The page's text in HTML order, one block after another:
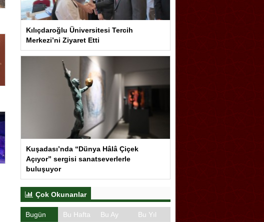
Kılıçdaroğlu Üniversitesi Tercih
Merkezi’ni Ziyaret Etti
Kuşadası’nda “Dünya Hâlâ Çiçek
Açıyor” sergisi sanatseverlerle
buluşuyor
Çok Okunanlar
Bugün Bu Hafta Bu Ay Bu Yıl